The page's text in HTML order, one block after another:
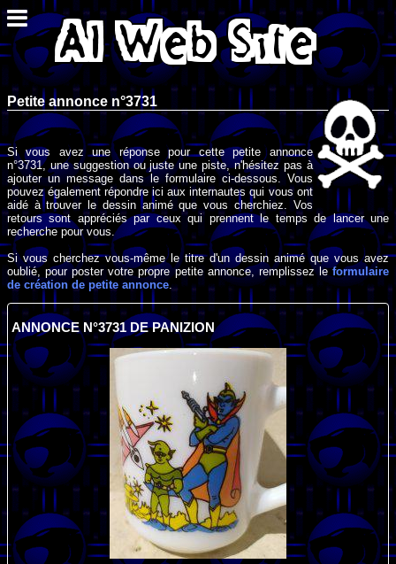
Petite annonce n°3731
Si vous avez une réponse pour cette petite annonce
n°3731, une suggestion ou juste une piste, n'hésitez pas à
ajouter un message dans le formulaire ci-dessous. Vous
pouvez également répondre ici aux internautes qui vous ont
aidé à trouver le dessin animé que vous cherchiez. Vos
retours sont appréciés par ceux qui prennent le temps de lancer une
recherche pour vous.
Si vous cherchez vous-même le titre d'un dessin animé que vous avez
oublié, pour poster votre propre petite annonce, remplissez leformulaire
de création de petite annonce .
ANNONCE N°3731 DE PANIZION